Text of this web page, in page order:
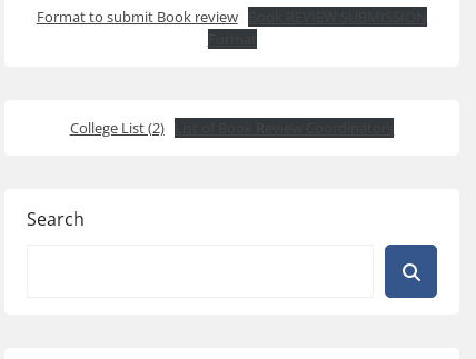
Format to submit Book review
College List (2)
Search